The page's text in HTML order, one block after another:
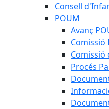
Consell
POUM
Avanç
Comissió
Comissió
Procés